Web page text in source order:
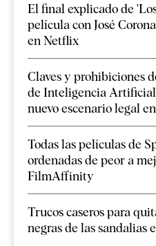
El final explicado de
película con José
en Netflix
Claves y prohibiciones
de Inteligencia
nuevo escenario legal
Todas las películas de
ordenadas de peor a
FilmAffinity
Trucos caseros para
negras de las sandalias